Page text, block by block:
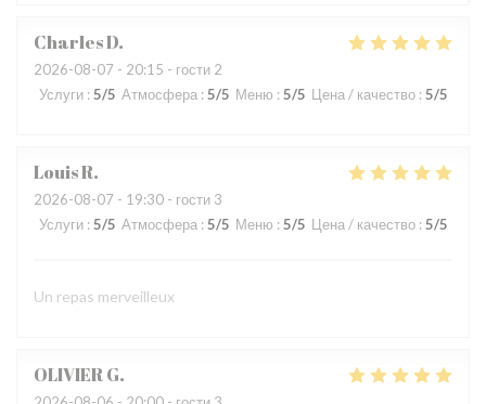
CharlesD
2026-08-07 - 20:15 - гости 2
Услуги : 5/5 Атмосфера : 5/5 Меню : 5/5 Цена / качество : 5/5
LouisR
2026-08-07 - 19:30 - гости 3
Услуги : 5/5 Атмосфера : 5/5 Меню : 5/5 Цена / качество : 5/5
Un repas merveilleux
OLIVIERG